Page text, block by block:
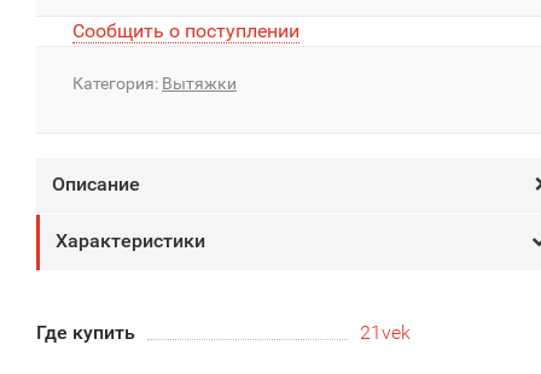
Сообщить о поступлении
Категория: Вытяжки
Описание
Характеристики
Где купить 21vek